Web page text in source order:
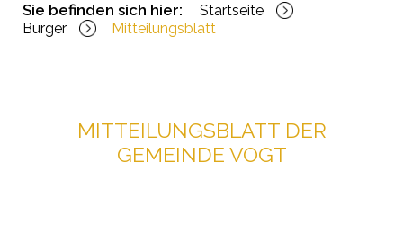
Sie befinden sich hier:
Startseite
Bürger
Mitteilungsblatt
MITTEILUNGSBLATT DER
GEMEINDE VOGT